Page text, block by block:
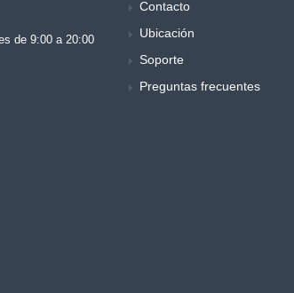
de 9:00 a 20:00
Contacto
Ubicación
Soporte
Preguntas frecuentes